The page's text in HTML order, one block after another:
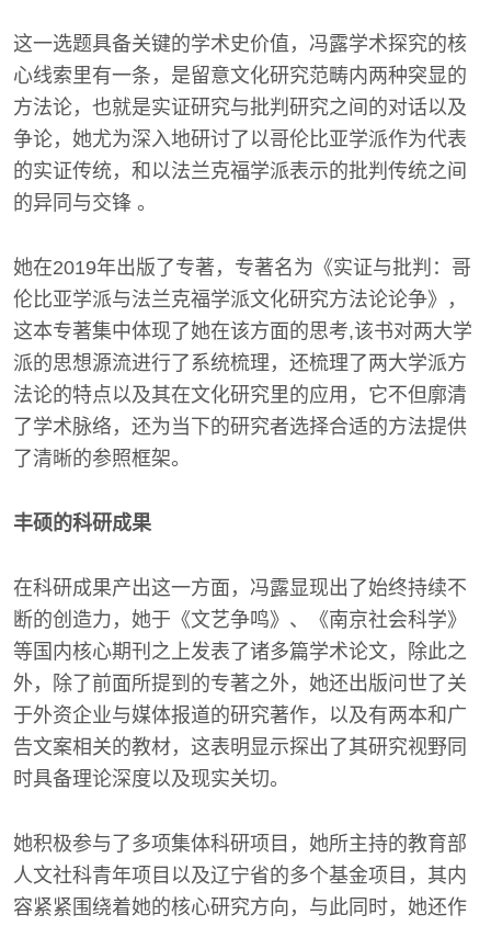
这一选题具备关键的学术史价值，冯露学术探究的核
心线索里有一条，是留意文化研究范畴内两种突显的
方法论，也就是实证研究与批判研究之间的对话以及
争论，她尤为深入地研讨了以哥伦比亚学派作为代表
的实证传统，和以法兰克福学派表示的批判传统之间
的异同与交锋 。
她在2019年出版了专著，专著名为《实证与批判：哥
伦比亚学派与法兰克福学派文化研究方法论论争》，
这本专著集中体现了她在该方面的思考,该书对两大学
派的思想源流进行了系统梳理，还梳理了两大学派方
法论的特点以及其在文化研究里的应用，它不但廓清
了学术脉络，还为当下的研究者选择合适的方法提供
了清晰的参照框架。
丰硕的科研成果
在科研成果产出这一方面，冯露显现出了始终持续不
断的创造力，她于《文艺争鸣》、《南京社会科学》
等国内核心期刊之上发表了诸多篇学术论文，除此之
外，除了前面所提到的专著之外，她还出版问世了关
于外资企业与媒体报道的研究著作，以及有两本和广
告文案相关的教材，这表明显示探出了其研究视野同
时具备理论深度以及现实关切。
她积极参与了多项集体科研项目，她所主持的教育部
人文社科青年项目以及辽宁省的多个基金项目，其内
容紧紧围绕着她的核心研究方向，与此同时，她还作